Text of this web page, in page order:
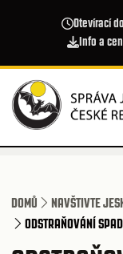
Otevírací
Info a
DOMŮ NAVŠTIVTE
ODSTRAŇOVÁNÍ